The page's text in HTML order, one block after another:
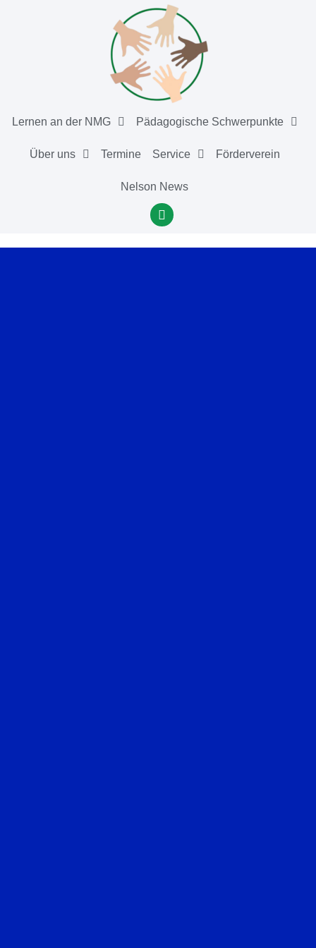
Lernen an der NMG Pädagogische Schwerpunkte
Über uns Termine Service Förderverein
Nelson News